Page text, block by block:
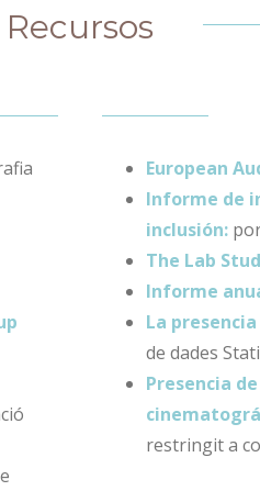
Recursos
European
Informe de
inclusión:
The Lab
Informe
La
de dades
Presencia
restringit a